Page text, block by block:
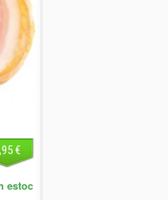
€
estoc